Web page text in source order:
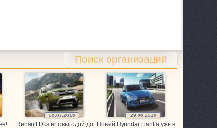
Поиск организаций
06.07.2016
Renault Duster с выгодой до
29.06.2016
Новый Hyundai Elantra уже в